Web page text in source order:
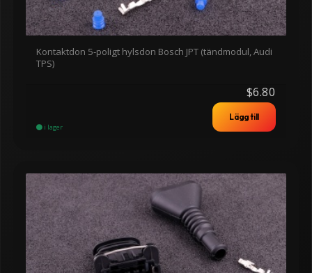
Kontaktdon 5-poligt hylsdon Bosch JPT (tändmodul, Audi
TPS)
$6.80
i lager
Lägg till